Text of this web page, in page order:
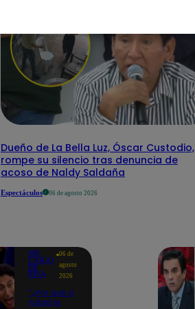
Dueño de La Bella Luz, Óscar Custodio,
rompe su silencio tras denuncia de
acoso de Naldy Saldaña
Espectáculos 06 de agosto 2026
ME
CAIGO
DE
RISA
06 de
agosto
2026
"¿Por qué a
Yiddá le